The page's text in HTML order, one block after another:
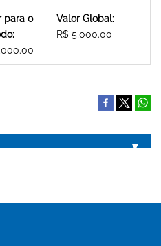
para o
Valor Global:
R$ 5,000.00